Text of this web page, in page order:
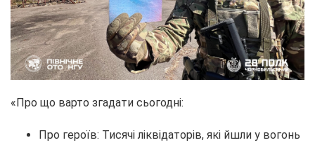
«Про що варто згадати сьогодні:
Про героїв: Тисячі ліквідаторів, які йшли у вогонь